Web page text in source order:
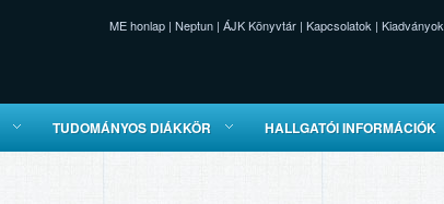
ME honlap | Neptun | ÁJK Könyvtár | Kapcsolatok | Kiadványok
TUDOMÁNYOS DIÁKKÖR HALLGATÓI INFORMÁCIÓK